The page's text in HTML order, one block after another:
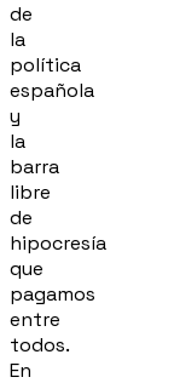
de
la
política
española
y
la
barra
libre
de
hipocresía
que
pagamos
entre
todos.
En